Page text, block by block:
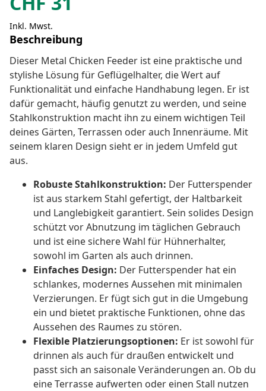
Inkl. Mwst.
Beschreibung
Dieser Metal Chicken Feeder ist eine praktische und
stylishe Lösung für Geflügelhalter, die Wert auf
Funktionalität und einfache Handhabung legen. Er ist
dafür gemacht, häufig genutzt zu werden, und seine
Stahlkonstruktion macht ihn zu einem wichtigen Teil
deines Gärten, Terrassen oder auch Innenräume. Mit
seinem klaren Design sieht er in jedem Umfeld gut
aus.
Robuste Stahlkonstruktion: Der Futterspender
ist aus starkem Stahl gefertigt, der Haltbarkeit
und Langlebigkeit garantiert. Sein solides Design
schützt vor Abnutzung im täglichen Gebrauch
und ist eine sichere Wahl für Hühnerhalter,
sowohl im Garten als auch drinnen.
Einfaches Design: Der Futterspender hat ein
schlankes, modernes Aussehen mit minimalen
Verzierungen. Er fügt sich gut in die Umgebung
ein und bietet praktische Funktionen, ohne das
Aussehen des Raumes zu stören.
Flexible Platzierungsoptionen: Er ist sowohl für
drinnen als auch für draußen entwickelt und
passt sich an saisonale Veränderungen an. Ob du
eine Terrasse aufwerten oder einen Stall nutzen